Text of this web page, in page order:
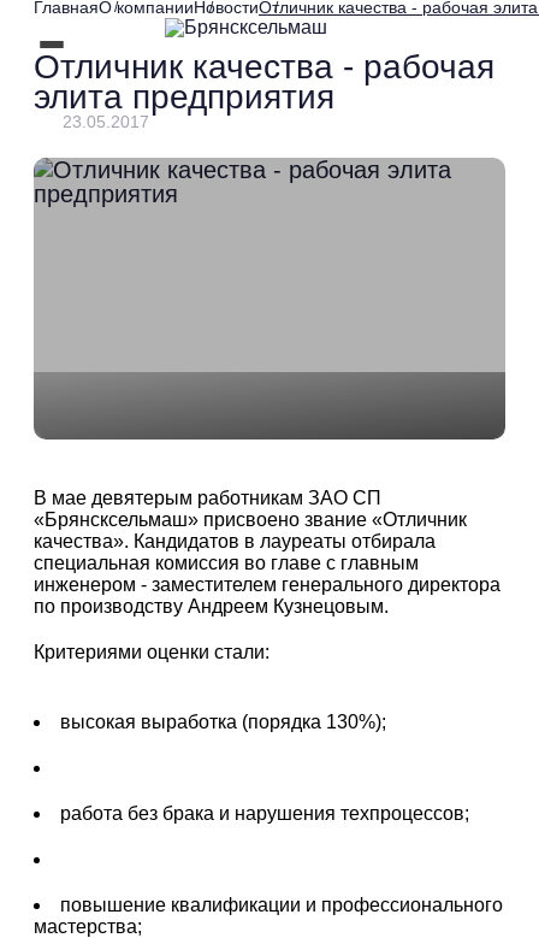
ГлавнаяО компанииНовостиОтличник качества - рабочая
Отличник качества - рабочая
элита предприятия
23.05.2017
В мае девятерым работникам ЗАО СП
«Брянсксельмаш» присвоено звание «Отличник
качества». Кандидатов в лауреаты отбирала
специальная комиссия во главе с главным
инженером - заместителем генерального директора
по производству Андреем Кузнецовым.
Критериями оценки стали:
высокая выработка (порядка 130%);
работа без брака и нарушения техпроцессов;
повышение квалификации и профессионального
мастерства;